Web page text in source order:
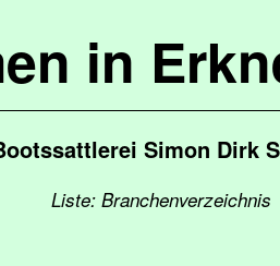
in
Simon Dirk
Liste: Branchenverzeichnis